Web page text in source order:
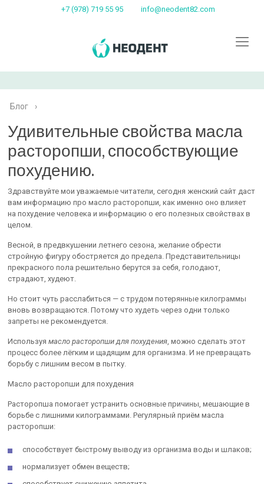
+7 (978) 719 55 95 info@neodent82.com
Блог ›
Удивительные свойства масла
расторопши, способствующие
похудению.
Здравствуйте мои уважаемые читатели, сегодня женский сайт даст
вам информацию про масло расторопши, как именно оно влияет
на похудение человека и информацию о его полезных свойствах в
целом.
Весной, в предвкушении летнего сезона, желание обрести
стройную фигуру обостряется до предела. Представительницы
прекрасного пола решительно берутся за себя, голодают,
страдают, худеют.
Но стоит чуть расслабиться — с трудом потерянные килограммы
вновь возвращаются. Потому что худеть через одни только
запреты не рекомендуется.
Используямасло расторопши для похудения, можно сделать этот
процесс более лёгким и щадящим для организма. И не превращать
борьбу с лишним весом в пытку.
Масло расторопши для похудения
Расторопша помогает устранить основные причины, мешающие в
борьбе с лишними килограммами. Регулярный приём масла
расторопши:
способствует быстрому выводу из организма воды и шлаков;
нормализует обмен веществ;